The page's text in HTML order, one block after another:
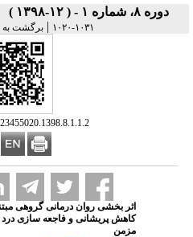
دوره ۸، شماره ۱ - ( ۱۲-۱۳۹۸ )
۱۰۳۱-۱۰۲۰
| برگشت
اثر بخشی روان درمانی گروهی
کاهش پریشانی و فاجعه سازی درد
مزمن